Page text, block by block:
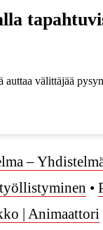
välittäjää
–
•
| Animaattori